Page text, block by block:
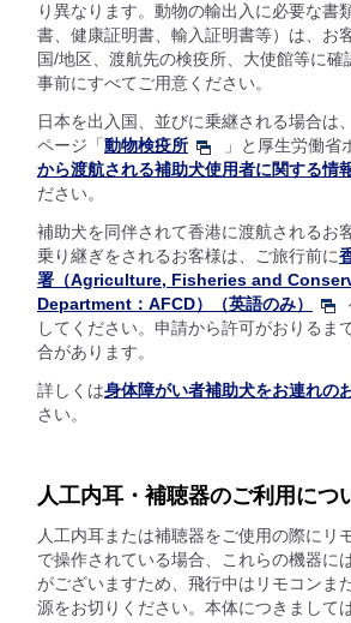
り異なります。動物の輸出入に必要な書
書、健康証明書、輸入証明書等）は、お
国/地区、渡航先の検疫所、大使館等に確
事前にすべてご用意ください。
日本を出入国、並びに乗継される場合は
ページ「 動物検疫所 」と厚生労働省
から渡航される補助犬使用者に関する情
ださい。
補助犬を同伴されて香港に渡航されるお
乗り継ぎをされるお客様は、ご旅行前に
署（Agriculture, Fisheries and
Department：AFCD）（英語のみ）
してください。申請から許可がおりるま
合があります。
詳しくは身体障がい者補助犬をお連れの
さい。
人工内耳・補聴器のご利用につ
人工内耳または補聴器をご使用の際にリ
で操作されている場合、これらの機器に
がございますため、飛行中はリモコンま
源をお切りください。本体につきまして